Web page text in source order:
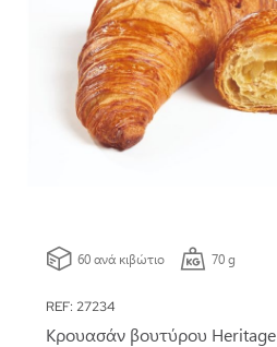
60 ανά κιβώτιο 70 g
REF: 27234
Κρουασάν βουτύρου Heritage